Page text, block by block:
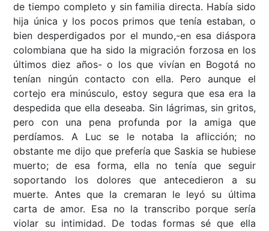
de tiempo completo y sin familia directa. Había sido
hija única y los pocos primos que tenía estaban, o
bien desperdigados por el mundo,-en esa diáspora
colombiana que ha sido la migración forzosa en los
últimos diez años- o los que vivían en Bogotá no
tenían ningún contacto con ella. Pero aunque el
cortejo era minúsculo, estoy segura que esa era la
despedida que ella deseaba. Sin lágrimas, sin gritos,
pero con una pena profunda por la amiga que
perdíamos. A Luc se le notaba la aflicción; no
obstante me dijo que prefería que Saskia se hubiese
muerto; de esa forma, ella no tenía que seguir
soportando los dolores que antecedieron a su
muerte. Antes que la cremaran le leyó su última
carta de amor. Esa no la transcribo porque sería
violar su intimidad. De todas formas sé que ella